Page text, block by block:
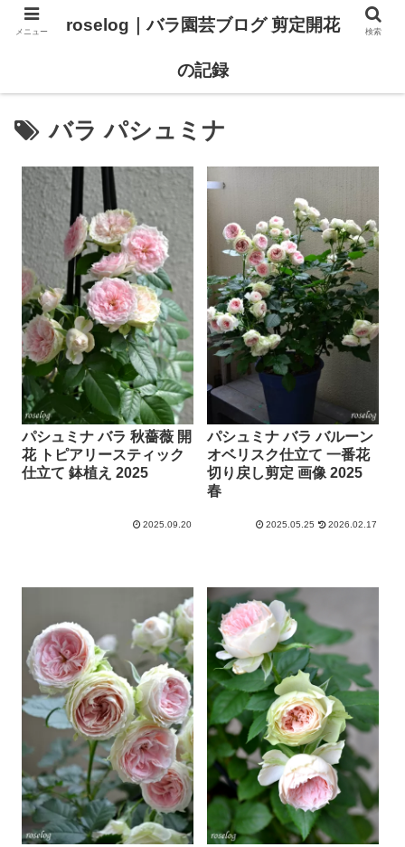
バラ パシュミナ
パシュミナ バラ 秋薔薇 開
花 トピアリースティック
仕立て 鉢植え 2025
2025.09.20
パシュミナ バラ バルーン
オベリスク仕立て 一番花
切り戻し剪定 画像 2025
春
2025.05.25 2026.02.17
メニュー roselog｜バラ園芸ブログ 剪定開花
の記録
検索